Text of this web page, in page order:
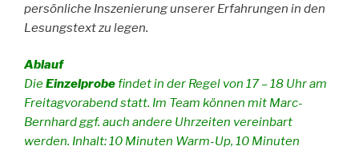
persönliche Inszenierung unserer Erfahrungen in den
Lesungstext zu legen.
Ablauf
DieEinzelprobefindet in der Regel von 17 – 18 Uhr am
Freitagvorabend statt. Im Team können mit Marc-
Bernhard ggf. auch andere Uhrzeiten vereinbart
werden. Inhalt: 10 Minuten Warm-Up, 10 Minuten